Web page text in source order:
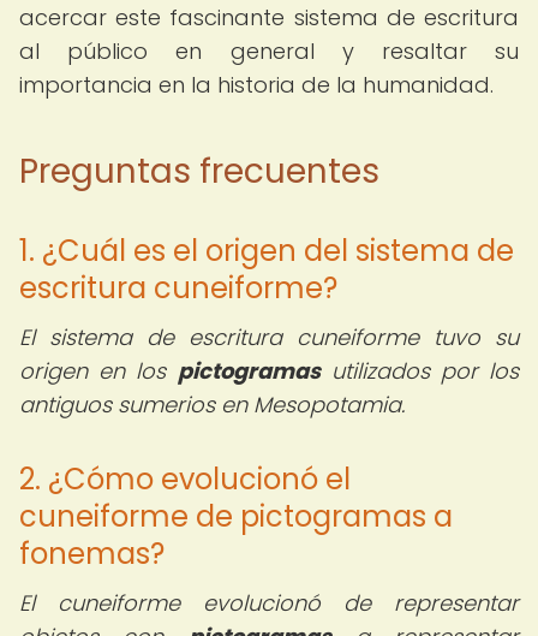
acercar este fascinante sistema de escritura
al público en general y resaltar su
importancia en la historia de la humanidad.
Preguntas frecuentes
1. ¿Cuál es el origen del sistema de
escritura cuneiforme?
El sistema de escritura cuneiforme tuvo su
origen en los pictogramasutilizados por los
antiguos sumerios en Mesopotamia.
2. ¿Cómo evolucionó el
cuneiforme de pictogramas a
fonemas?
El cuneiforme evolucionó de representar